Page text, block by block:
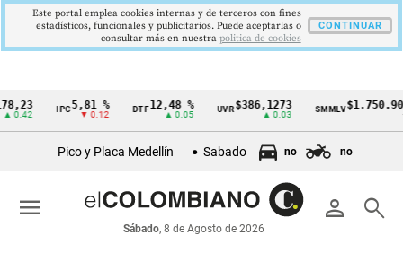
Cintillo
económicos
Colombia
IPC 5,81 %
▼ 0.12
DTF 12,48 %
▲ 0.05
UVR $386,1273
▲ 0.03
SMMLV$1.750.905
Pico y Placa Medellín Sabado no no
person search
Sábado, 8 de Agosto de 2026
menu
Este portal emplea cookies internas y de terceros con fines
estadísticos, funcionales y publicitarios. Puede aceptarlas o
consultar más en nuestra politica de cookies
CONTINUAR